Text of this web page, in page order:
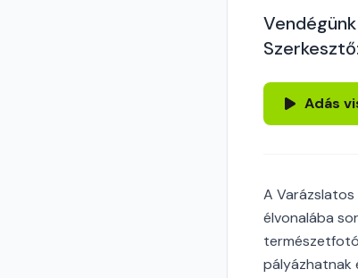
Adás
A
élvonalába
pályázhatnak